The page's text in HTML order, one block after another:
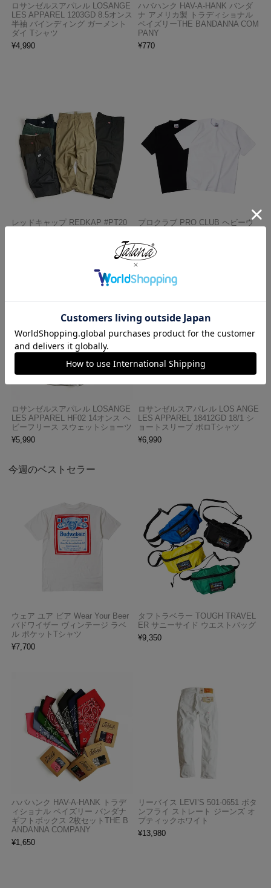
ロサンゼルスアパレル LOSANGE
LES APPAREL 1203GD 8.5オンス
半袖 バインディング ガーメント
ダイ Tシャツ
¥4,990
ハバハンク HAV-A-HANK バンダ
ナ アメリカ製 トラディショナル
ペイズリーTHE BANDANNA COM
PANY
¥770
レッドキャップ REDKAP #PT20
プロクラブ PRO CLUB ヘビーウ
¥1,990
ロサンゼルスアパレル LOSANGE
LES APPAREL HF02 14オンス ヘ
ビーフリース スウェットショーツ
¥5,990
ロサンゼルスアパレル LOS ANGE
LES APPAREL 18412GD 18/1 シ
ョートスリーブ ポロTシャツ
¥6,990
今週のベストセラー
ウェア ユア ビア Wear Your Beer
バドワイザー ヴィンテージ ラベ
ル ポケットTシャツ
¥7,700
タフトラベラー TOUGH TRAVEL
ER サニーサイド ウエストバッグ
¥9,350
ハバハンク HAV-A-HANK トラデ
ィショナル ペイズリー バンダナ
ギフトボックス 2枚セットTHE B
ANDANNA COMPANY
¥1,650
リーバイス LEVI’S 501-0651 ボタ
ンフライ ストレート ジーンズ オ
プティックホワイト
¥13,980